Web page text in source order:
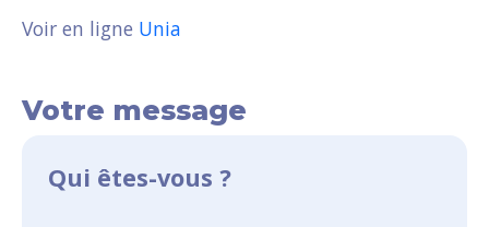
Voir en ligne Unia
Votre message
Qui êtes-vous ?